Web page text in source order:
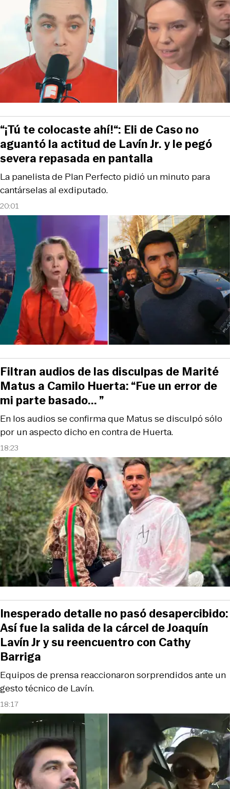
20:01
La panelista de Plan Perfecto pidió un minuto para
cantárselas al exdiputado.
“¡Tú te colocaste ahí!“: Eli de Caso no
aguantó la actitud de Lavín Jr. y le pegó
severa repasada en pantalla
18:23
En los audios se confirma que Matus se disculpó sólo
por un aspecto dicho en contra de Huerta.
Filtran audios de las disculpas de Marité
Matus a Camilo Huerta: “Fue un error de
mi parte basado... ”
18:17
Equipos de prensa reaccionaron sorprendidos ante un
gesto técnico de Lavín.
Inesperado detalle no pasó desapercibido:
Así fue la salida de la cárcel de Joaquín
Lavín Jr y su reencuentro con Cathy
Barriga